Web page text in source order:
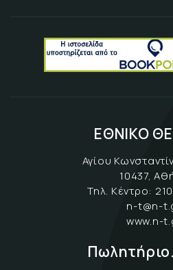
ΕΘΝΙΚΟ
Αγίου
10437,
Τηλ. Κέντρο:
n-t@n-
www.n-